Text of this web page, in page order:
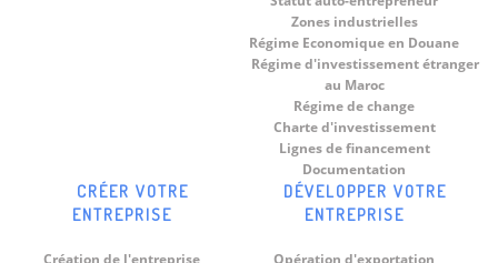
Zones industrielles
Régime Economique en Douane
Régime d'investissement étranger
au Maroc
Régime de change
Charte d'investissement
Lignes de financement
Documentation
CRÉER VOTRE
ENTREPRISE
Création de l'entreprise
DÉVELOPPER VOTRE
ENTREPRISE
Opération d'exportation